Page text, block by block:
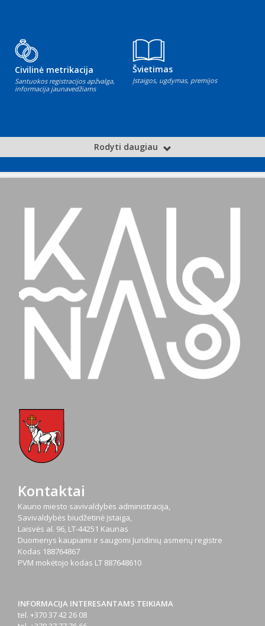
Civilinė metrikacija
Santuokos registracijos apžvalga,
informacija jaunavedžiams
Švietimas
Įstaigos, ugdymas, premijos
Rodyti daugiau
Kontaktai
Kauno miesto savivaldybės administracija,
Savivaldybės biudžetinė įstaiga,
Laisvės al. 96, LT-44251 Kaunas
Duomenys kaupiami ir saugomi Juridinių asmenų registre
Kodas 188764867
PVM mokėtojo kodas LT 887648610
INFORMACIJA INTERESANTAMS TEIKIAMA
tel. +370 37 42 26 08